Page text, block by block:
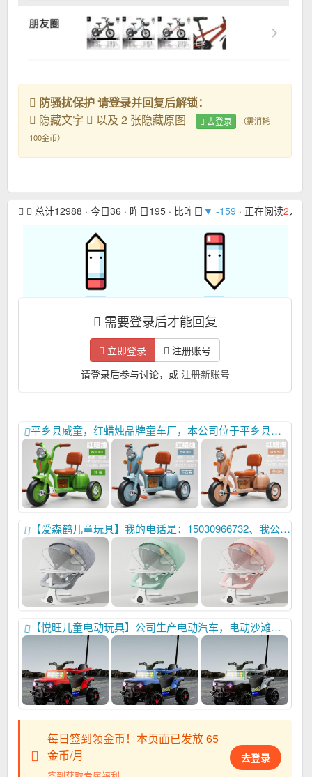
防骚扰保护 请登录并回复后解锁：
隐藏文字
以及 2 张隐藏原图 去登录
（需消耗
100金币）
总计12988 · 今日36 · 昨日195 · 比昨日 ▼ -159 · 正在阅读2人 ·
需要登录后才能回复
立即登录
注册账号
请登录后参与讨论，或注册新账号
平乡县威童，红蜡烛品牌童车厂，本公司位于平乡县河古庙桥西工业区109号天顺西行300米。主要生产三轮车、小阿狸电摩、三和一米高车。联系电话13931951298，13930923125，13931925902主要生产米高车，三轮车以及塑料配件,
【爱森鹤儿童玩具】我的电话是：15030966732、我公司主要生产：电动哄娃神器，三轮车，推车、平衡车自行车、、我们始终以卓越可靠的产品质量，和细致周全的售后服务，以及领先行业的开发能力。赢得广大国内外客户一致好评，本年刚刚开发新品上市，欢迎大家进货首先联系我们，合作共赢！
【悦旺儿童电动玩具】公司生产电动汽车，电动沙滩车。以优越的品质和贴心高效率的售后受到国内外客户一致好评。新品上市有兴趣可以联系我，做到合作共赢。本人联系电话：15732962736
每日签到领金币！本页面已发放 65
金币/月
去登录